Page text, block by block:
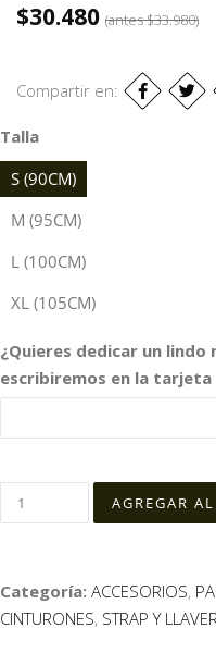
$30.480 (antes$33.980)
Compartir en:
Talla
S (90CM)
M (95CM)
L (100CM)
XL (105CM)
¿Quieres dedicar un lindo
escribiremos en la tarjeta
Categoría: ACCESORIOS,
CINTURONES, STRAP Y